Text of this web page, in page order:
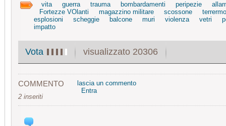
vita guerra trauma bombardamenti peripezie
Fortezze VOlanti
magazzino militare scossone
esplosioni
scheggie balcone muri violenza vetri
impatto
Vota visualizzato 20306
COMMENTO
2 inseriti
lascia un commento
Entra